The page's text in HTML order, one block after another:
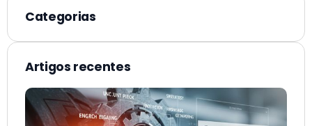
Categorias
Artigos recentes